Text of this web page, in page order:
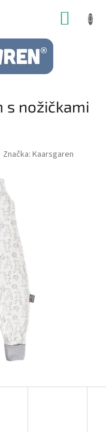
s nožičkami
Značka: Kaarsgaren